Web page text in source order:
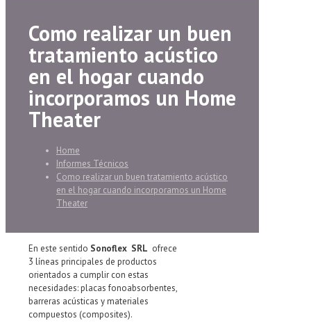
Como realizar un buen
tratamiento acústico
en el hogar cuando
incorporamos un Home
Theater
Home
Informes Técnicos
Como realizar un buen tratamiento acústico
en el hogar cuando incorporamos un Home
Theater
En este sentido Sonoflex SRL ofrece
3 líneas principales de productos
orientados a cumplir con estas
necesidades: placas fonoabsorbentes,
barreras acústicas y materiales
compuestos (composites).